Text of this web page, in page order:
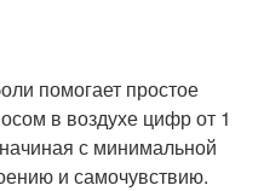
помогает простое
в воздухе цифр от 1
с минимальной
и самочувствию.